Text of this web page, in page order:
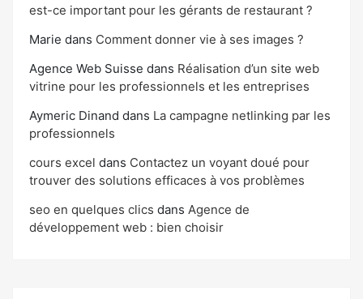
est-ce important pour les gérants de restaurant ?
Marie dans Comment donner vie à ses images ?
Agence Web Suisse dans Réalisation d’un site web
vitrine pour les professionnels et les entreprises
Aymeric Dinand dans La campagne netlinking par les
professionnels
cours excel dans Contactez un voyant doué pour
trouver des solutions efficaces à vos problèmes
seo en quelques clics dans Agence de
développement web : bien choisir